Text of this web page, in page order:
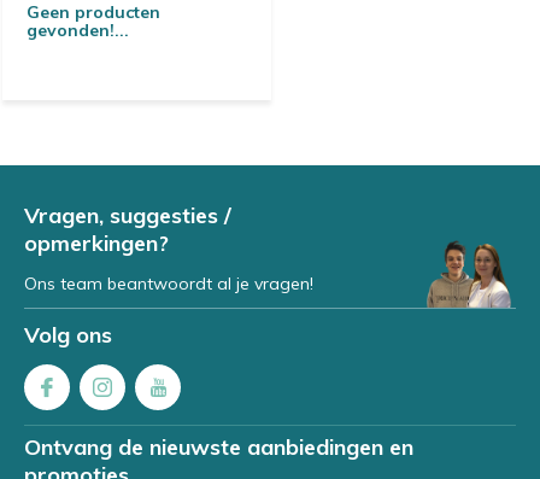
Geen producten
gevonden!...
Vragen, suggesties /
opmerkingen?
Ons team beantwoordt al je vragen!
Volg ons
Ontvang de nieuwste aanbiedingen en